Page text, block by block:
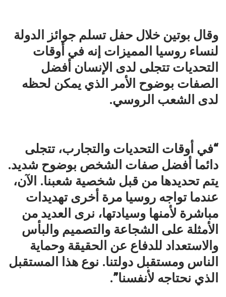
وقال بوتين خلال حفل تسلم جوائز الدولة
لنساء روسيا المميزات إنه في أوقات
التحديات تتجلى لدى الإنسان أفضل
الصفات بوضوح الأمر الذي يمكن لحظه
لدى الشعب الروسي.
“في أوقات التحديات والتجارب، تتجلى
دائما أفضل صفات الشخص بوضوح شديد.
يتم تحديدها من قبل شخصية شعبنا. الآن،
عندما تواجه روسيا مرة أخرى تهديدات
مباشرة لأمنها وسيادتها، نرى العديد من
الأمثلة على الشجاعة والتصميم والبأس
والاستعداد للدفاع عن الحقيقة وحماية
الناس ومستقبل دولتنا. نوع هذا المستقبل
الذي نحتاجه لأنفسنا”.